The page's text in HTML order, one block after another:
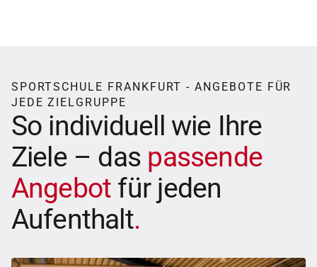
SPORTSCHULE FRANKFURT - ANGEBOTE FÜR
JEDE ZIELGRUPPE
So individuell wie Ihre
Ziele – das passende
Angebot für jeden
Aufenthalt.